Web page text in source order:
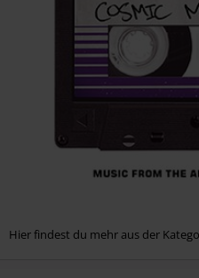
Hier findest du mehr aus der